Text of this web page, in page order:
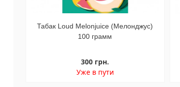
Табак Loud Melonjuice (Мелонджус)
100 грамм
300 грн.
Уже в пути